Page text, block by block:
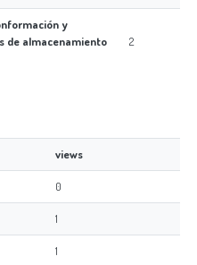
y
de almacenamiento
2
views
0
1
1